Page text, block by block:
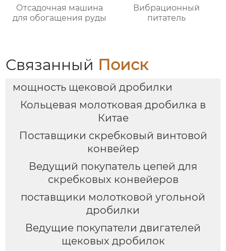
Отсадочная машина
для обогащения руды
Вибрационный
питатель
Связанный Поиск
мощность щековой дробилки
Кольцевая молотковая дробилка в
Китае
Поставщики скребковый винтовой
конвейер
Ведущий покупатель цепей для
скребковых конвейеров
поставщики молотковой угольной
дробилки
Ведущие покупатели двигателей
щековых дробилок